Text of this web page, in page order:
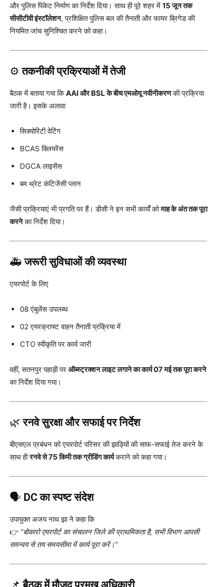
और पुलिस पिकेट निर्माण का निर्देश दिया। साथ ही पूरे शहर में 15 जून तक
सीसीटीवी इंस्टॉलेशन, प्रशिक्षित पुलिस बल की तैनाती और फायर ब्रिगेड की
नियमित जांच सुनिश्चित करने को कहा।
⚙️तकनीकी प्रक्रियाओं में तेजी
बैठक में बताया गया किAAI और BSL के बीच एमओयू नवीनीकरणकी प्रक्रिया
जारी है। इसके अलावा
सिक्योरिटी वेटिंग
BCAS क्लियरेंस
DGCA लाइसेंस
बम थ्रेट कंटिजेंसी प्लान
जैसी प्रक्रियाएं भी प्रगति पर हैं। डीसी ने इन सभी कार्यों कोमाह के अंत तक पूरा
करनेका निर्देश दिया।
🚑जरूरी सुविधाओं की व्यवस्था
एयरपोर्ट के लिए
08 एंबुलेंस उपलब्ध
02 एयरक्राफ्ट वाहन तैनाती प्रक्रिया में
CTO स्वीकृति पर कार्य जारी
वहीं, सतनपुर पहाड़ी पर ऑब्स्ट्रक्शन लाइट लगाने का कार्य 07 मई तक पूरा करने
का निर्देश दिया गया।
🌿रनवे सुरक्षा और सफाई पर निर्देश
बीएसएल प्रबंधन को एयरपोर्ट परिसर की झाड़ियों की साफ-सफाई तेज करने के
साथ हीरनवे से 75 किमी तक ग्रीडिंग कार्यकराने को कहा गया।
🗣️ DC का स्पष्ट संदेश
उपायुक्त अजय नाथ झा ने कहा कि
👉 “बोकारो एयरपोर्ट का संचालन जिले की प्राथमिकता है, सभी विभाग आपसी
समन्वय से तय समयसीमा में कार्य पूरा करें।”